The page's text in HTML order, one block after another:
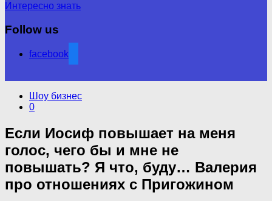
Интересно знать
Follow us
facebook
Шоу бизнес
0
Если Иосиф повышает на меня
голос, чего бы и мне не
повышать? Я что, буду… Валерия
про отношениях с Пригожином